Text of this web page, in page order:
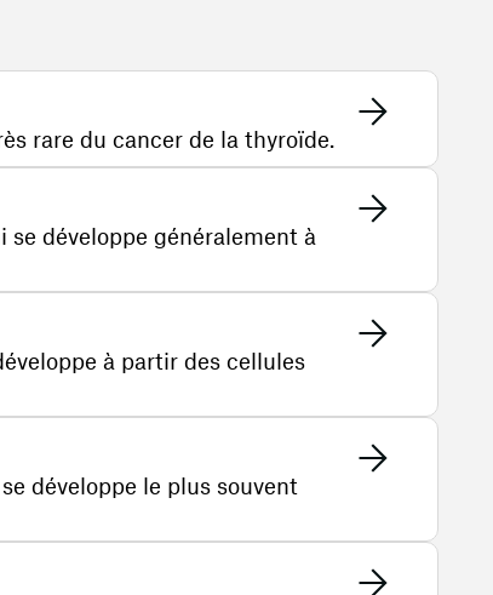
rare du cancer de la thyroïde.
développe généralement à
à partir des cellules
développe le plus souvent